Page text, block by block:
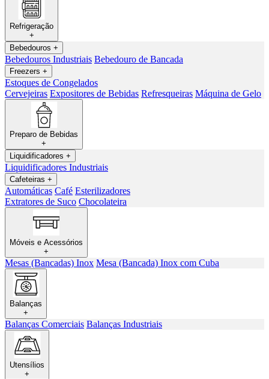
Refrigeração
+
Bebedouros +
Bebedouros Industriais Bebedouro de Bancada
Freezers +
Estoques de Congelados
Cervejeiras Expositores de Bebidas Refresqueiras Máquina de Gelo
Preparo de Bebidas
+
Liquidificadores +
Liquidificadores Industriais
Cafeteiras +
Automáticas Café Esterilizadores
Extratores de Suco Chocolateira
Móveis e Acessórios
+
Mesas (Bancadas) Inox Mesa (Bancada) Inox com Cuba
Balanças
+
Balanças Comerciais Balanças Industriais
Utensílios
+